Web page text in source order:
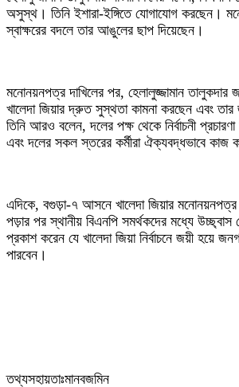
অসুস্থ। তিনি ইশারা-ইঙ্গিতে যোগাযোগ করছেন।
স্বাক্ষরের বদলে তার আঙুলের ছাপ দিয়েছেন।
‎মনোনয়নপত্র দাখিলের পর, হেলালুজ্জামান তালুকদার
খালেদা জিয়ার দ্রুত সুস্থতা কামনা করছেন এবং
তিনি আরও বলেন, দলের পক্ষ থেকে নির্বাচনী
এবং দলের সকল স্তরের কর্মীরা ঐক্যবদ্ধভাবে কাজ
‎এদিকে, বগুড়া-৭ আসনে খালেদা জিয়ার মনোনয়নপত্র
পড়ার পর স্থানীয় বিএনপি সমর্থকদের মধ্যে উচ্ছ্বাস
প্রকাশ করেন যে খালেদা জিয়া নির্বাচনে জয়ী হয়ে
পারবেন।
‎তথ্যসহায়তাঃমানবজমিন